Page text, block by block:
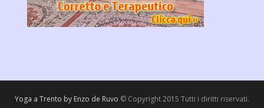
Yoga a Trento by Enzo de Ruvo © Copyright 2015 Tutti i diritti riservati.